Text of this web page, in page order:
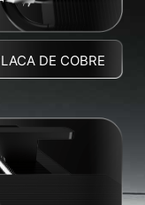
DE COBRE